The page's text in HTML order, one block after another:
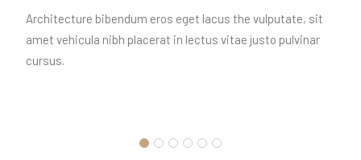
Architecture bibendum eros eget lacus the vulputate, sit
amet vehicula nibh placerat in lectus vitae justo pulvinar
cursus.